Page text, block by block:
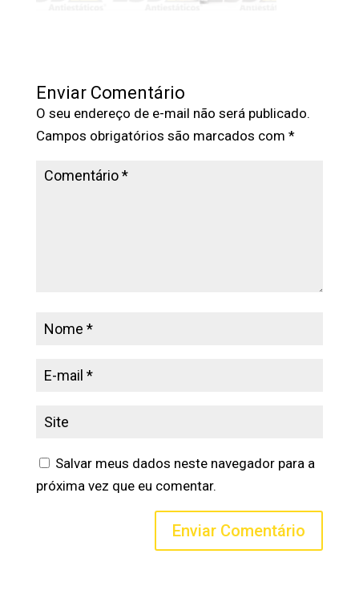
Enviar Comentário
O seu endereço de e-mail não será publicado.
Campos obrigatórios são marcados com *
Salvar meus dados neste navegador para a
próxima vez que eu comentar.